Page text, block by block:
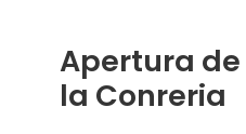
Apertura
la Conreria